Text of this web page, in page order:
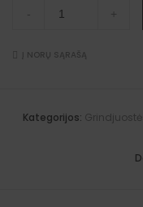
grindjuosčių
(Monako
- +
Į NORŲ SĄRAŠĄ
Kategorijos: